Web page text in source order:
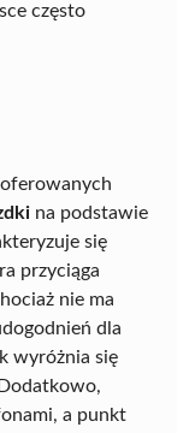
często
na podstawie
się
przyciąga
nie ma
dla
wyróżnia się
a punkt